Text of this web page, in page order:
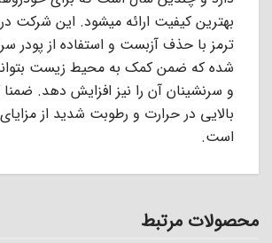
بهترین کیفیت ارائه میشود. این شرکت
ترمز با حذف آزبست و استفاده از پودر
شده که ضمن کمک به محیط زیست
و سرنشینان آن را نیز افزایش دهد. ضمنا
بالایی در حرارت و رطوبت شدید از
است.
محصولات مرتبط